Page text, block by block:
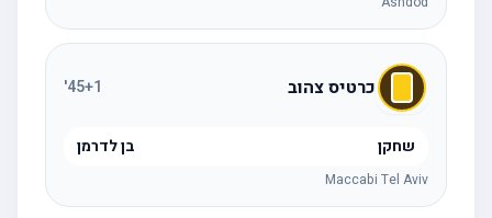
כרטיס צהוב 45+1
'
שחקן בן לדרמן
Maccabi Tel Aviv